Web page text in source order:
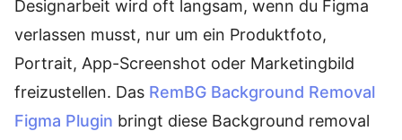
Designarbeit wird oft langsam, wenn du Figma
verlassen musst, nur um ein Produktfoto,
Portrait, App-Screenshot oder Marketingbild
freizustellen. Das RemBG Background Removal
Figma Plugin bringt diese Background removal